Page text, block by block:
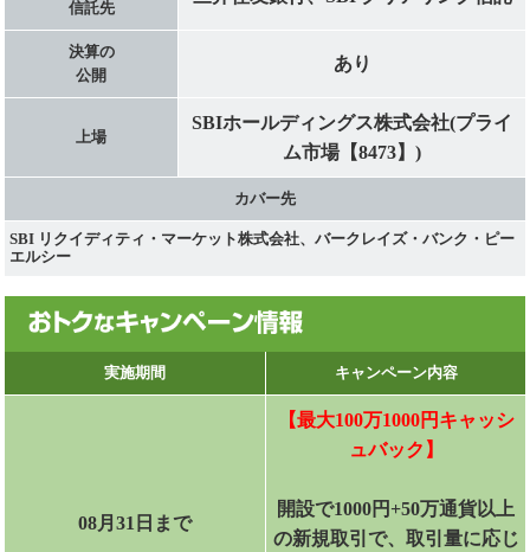
信託先
決算の
公開
あり
上場
SBIホールディングス株式会社(プライ
ム市場【8473】)
カバー先
SBI リクイディティ・マーケット株式会社、バークレイズ・バンク・ピー
エルシー
実施期間 キャンペーン内容
08月31日まで
【最大100万1000円キャッシ
ュバック】
開設で1000円+50万通貨以上
の新規取引で、取引量に応じ